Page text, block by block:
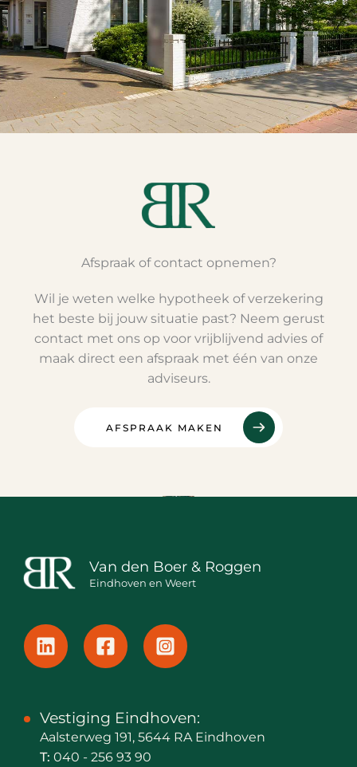
Afspraak of contact opnemen?
Wil je weten welke hypotheek of verzekering
het beste bij jouw situatie past? Neem gerust
contact met ons op voor vrijblijvend advies of
maak direct een afspraak met één van onze
adviseurs.
AFSPRAAK MAKEN
Van den Boer & Roggen
Eindhoven en Weert
Vestiging Eindhoven:
Aalsterweg 191, 5644 RA Eindhoven
T: 040 - 256 93 90